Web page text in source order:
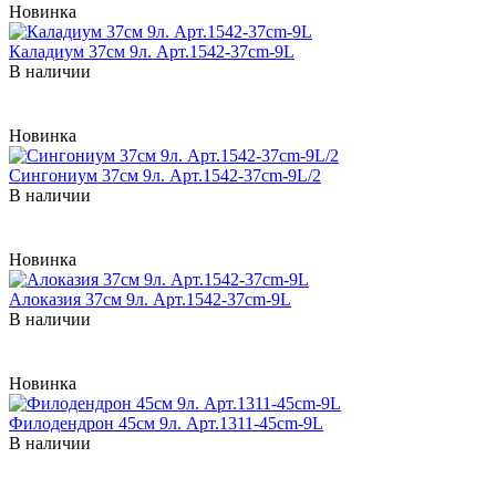
Новинка
Каладиум 37см 9л. Арт.1542-37cm-9L
В наличии
Новинка
Сингониум 37см 9л. Арт.1542-37cm-9L/2
В наличии
Новинка
Алоказия 37см 9л. Арт.1542-37cm-9L
В наличии
Новинка
Филодендрон 45см 9л. Арт.1311-45cm-9L
В наличии